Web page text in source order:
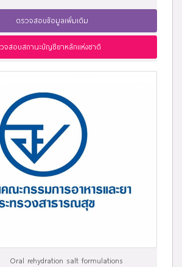
ตรวจสอบข้อมูลเพิ่มเติม
จสอบสถานะบัญชียาหลักแห่งชาติ
Oral rehydration salt formulations